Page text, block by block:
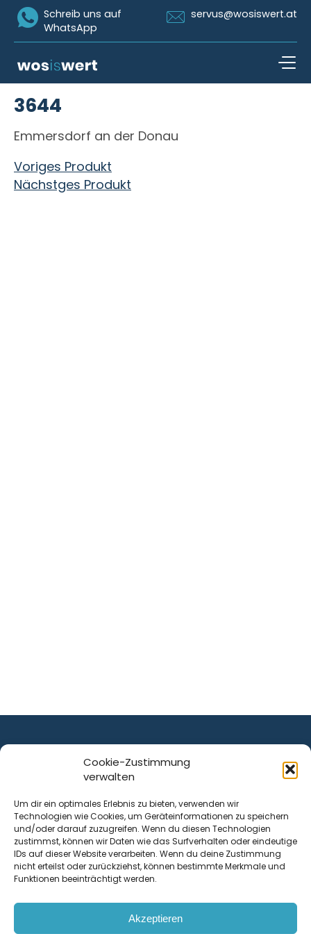
Cookie-Zustimmung
verwalten
Um dir ein optimales Erlebnis zu bieten, verwenden wir
Technologien wie Cookies, um Geräteinformationen zu speichern
und/oder darauf zuzugreifen. Wenn du diesen Technologien
zustimmst, können wir Daten wie das Surfverhalten oder eindeutige
IDs auf dieser Website verarbeiten. Wenn du deine Zustimmung
nicht erteilst oder zurückziehst, können bestimmte Merkmale und
Funktionen beeinträchtigt werden.
Akzeptieren
Icon Whatsapp
Schreib uns auf
WhatsApp
Icon Email
servus@wosiswert.at
3644
Emmersdorf an der Donau
Beitragsnavigation
Voriges Produkt
Nächstges Produkt
ist ein Service von
Krenn Real GmbH
Tischlerstraße 12
4050Traun| Österreich
Kontakt